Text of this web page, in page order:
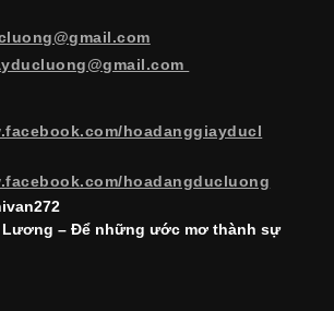
hoadanggiayducl
hoadangducluong
– Để những ước mơ thành sự